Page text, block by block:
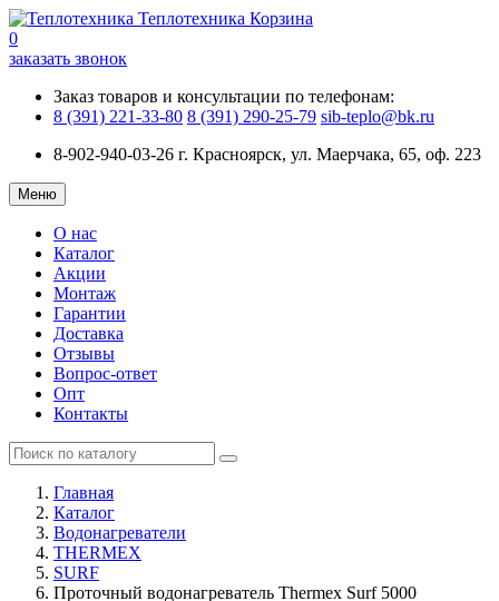
Теплотехника Корзина
0
заказать звонок
Заказ товаров и консультации по телефонам:
8 (391) 221-33-80 8 (391) 290-25-79 sib-teplo@bk.ru
8-902-940-03-26 г. Красноярск, ул. Маерчака, 65, оф. 223
Меню
О нас
Каталог
Акции
Монтаж
Гарантии
Доставка
Отзывы
Вопрос-ответ
Опт
Контакты
Главная
Каталог
Водонагреватели
THERMEX
SURF
Проточный водонагреватель Thermex Surf 5000